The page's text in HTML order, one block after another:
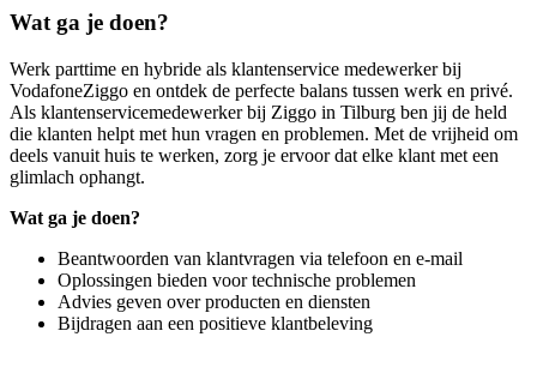
Wat ga je doen?
Werk parttime en hybride als klantenservice medewerker bij
VodafoneZiggo en ontdek de perfecte balans tussen werk en privé.
Als klantenservicemedewerker bij Ziggo in Tilburg ben jij de held
die klanten helpt met hun vragen en problemen. Met de vrijheid om
deels vanuit huis te werken, zorg je ervoor dat elke klant met een
glimlach ophangt.
Wat ga je doen?
Beantwoorden van klantvragen via telefoon en e-mail
Oplossingen bieden voor technische problemen
Advies geven over producten en diensten
Bijdragen aan een positieve klantbeleving